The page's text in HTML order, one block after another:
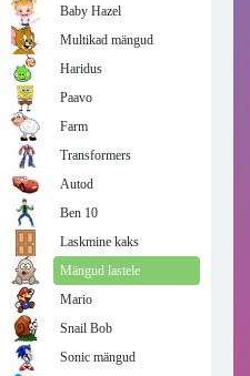
Baby Hazel
Multikad mängud
Haridus
Paavo
Farm
Transformers
Autod
Ben 10
Laskmine kaks
Mängud lastele
Mario
Snail Bob
Sonic mängud